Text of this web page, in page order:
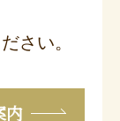
さい。
内